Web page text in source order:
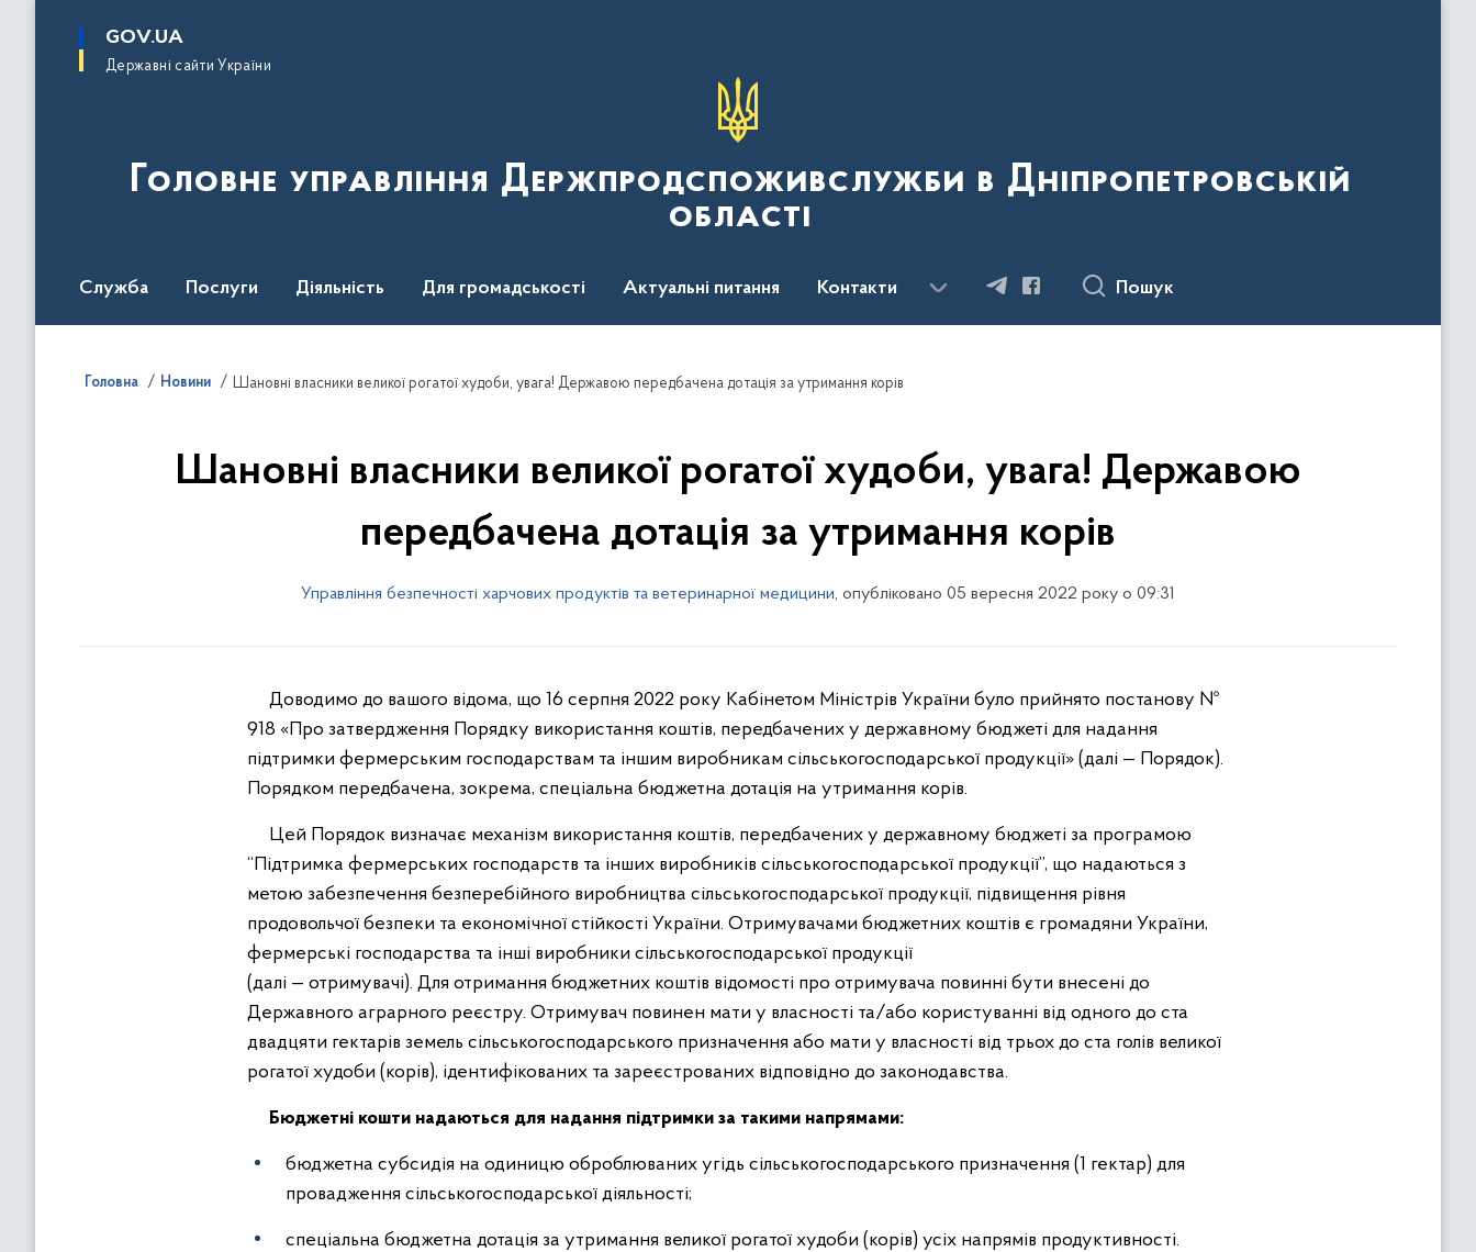
основного
GOV.UA
Державні сайти України
Головне управління Держпродспоживслужби в Дніпропетровській
області
Служба Послуги Діяльність Для громадськості Актуальні питання Контакти Пошук
Головна Новини Шановні власники великої рогатої худоби, увага! Державою передбачена дотація за утримання корів
Шановні власники великої рогатої худоби, увага! Державою
передбачена дотація за утримання корів
Управління безпечності харчових продуктів та ветеринарної медицини, опубліковано 05 вересня 2022 року о 09:31
Доводимо до вашого відома, що 16 серпня 2022 року Кабінетом Міністрів України було прийнято постанову №
918 «Про затвердження Порядку використання коштів, передбачених у державному бюджеті для надання
підтримки фермерським господарствам та іншим виробникам сільськогосподарської продукції» (далі — Порядок).
Порядком передбачена, зокрема, спеціальна бюджетна дотація на утримання корів.
Цей Порядок визначає механізм використання коштів, передбачених у державному бюджеті за програмою
“Підтримка фермерських господарств та інших виробників сільськогосподарської продукції”, що надаються з
метою забезпечення безперебійного виробництва сільськогосподарської продукції, підвищення рівня
продовольчої безпеки та економічної стійкості України. Отримувачами бюджетних коштів є громадяни України,
фермерські господарства та інші виробники сільськогосподарської продукції
(далі — отримувачі). Для отримання бюджетних коштів відомості про отримувача повинні бути внесені до
Державного аграрного реєстру. Отримувач повинен мати у власності та/або користуванні від одного до ста
двадцяти гектарів земель сільськогосподарського призначення або мати у власності від трьох до ста голів великої
рогатої худоби (корів), ідентифікованих та зареєстрованих відповідно до законодавства.
Бюджетні кошти надаються для надання підтримки за такими напрямами:
бюджетна субсидія на одиницю оброблюваних угідь сільськогосподарського призначення (1 гектар) для
провадження сільськогосподарської діяльності;
спеціальна бюджетна дотація за утримання великої рогатої худоби (корів) усіх напрямів продуктивності.